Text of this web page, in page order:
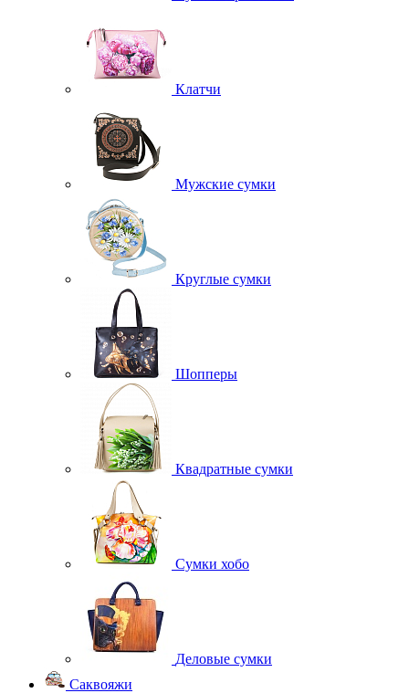
Клатчи
Мужские сумки
Круглые сумки
Шопперы
Квадратные сумки
Сумки хобо
Деловые сумки
Саквояжи